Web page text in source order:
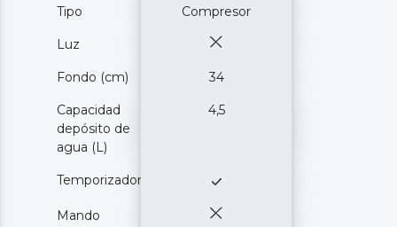
Tipo Compresor
Luz
Fondo (cm) 34
Capacidad
depósito de
agua (L)
4,5
Temporizador
Mando